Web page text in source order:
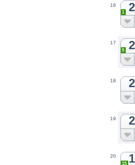
16
1
17
5
18
19
20
15